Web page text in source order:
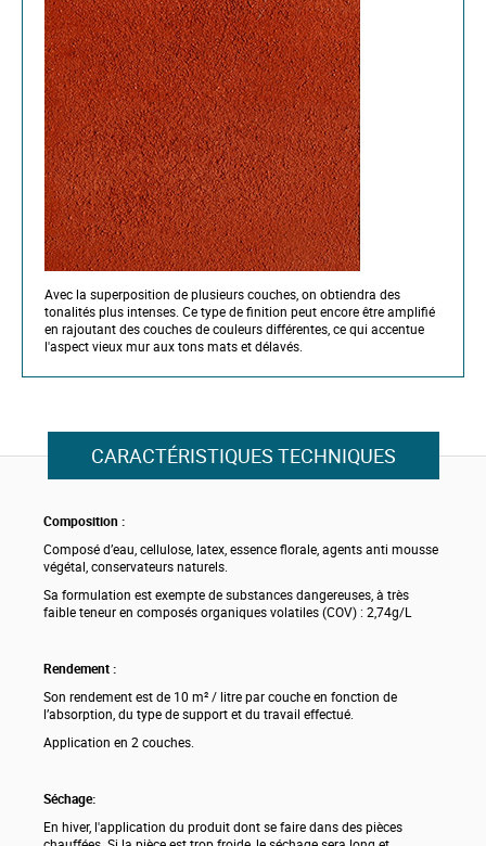
Avec la superposition de plusieurs couches, on obtiendra des
tonalités plus intenses. Ce type de finition peut encore être amplifié
en rajoutant des couches de couleurs différentes, ce qui accentue
l'aspect vieux mur aux tons mats et délavés.
CARACTÉRISTIQUES TECHNIQUES
Composition :
Composé d’eau, cellulose, latex, essence florale, agents anti mousse
végétal, conservateurs naturels.
Sa formulation est exempte de substances dangereuses, à très
faible teneur en composés organiques volatiles (COV) : 2,74g/L
Rendement :
Son rendement est de 10 m² / litre par couche en fonction de
l’absorption, du type de support et du travail effectué.
Application en 2 couches.
Séchage:
En hiver, l'application du produit dont se faire dans des pièces